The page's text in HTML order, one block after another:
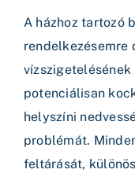
A házhoz tartozó
rendelkezésemre
vízszigetelésének
potenciálisan
helyszíni
problémát.
feltárását,